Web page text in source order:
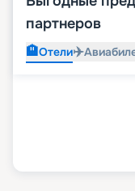
партнеров
🏨Отели✈️